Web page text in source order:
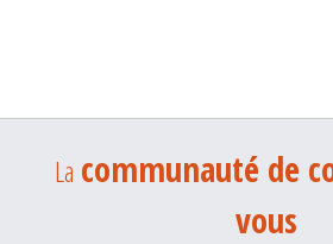
La communauté de
vous